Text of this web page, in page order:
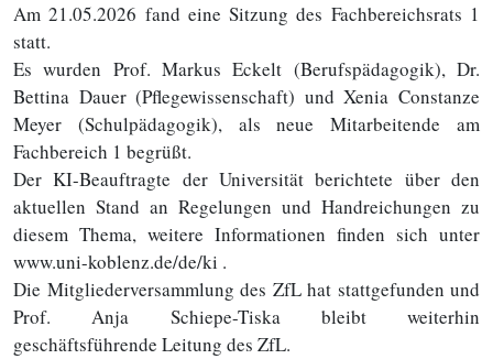
Am 21.05.2026 fand eine Sitzung des Fachbereichsrats 1
statt.
Es wurden Prof. Markus Eckelt (Berufspädagogik), Dr.
Bettina Dauer (Pflegewissenschaft) und Xenia Constanze
Meyer (Schulpädagogik), als neue Mitarbeitende am
Fachbereich 1 begrüßt.
Der KI-Beauftragte der Universität berichtete über den
aktuellen Stand an Regelungen und Handreichungen zu
diesem Thema, weitere Informationen finden sich unter
www.uni-koblenz.de/de/ki .
Die Mitgliederversammlung des ZfL hat stattgefunden und
Prof. Anja Schiepe-Tiska bleibt weiterhin
geschäftsführende Leitung des ZfL.